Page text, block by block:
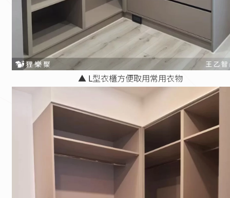
▲ L型衣櫃方便取用常用衣物